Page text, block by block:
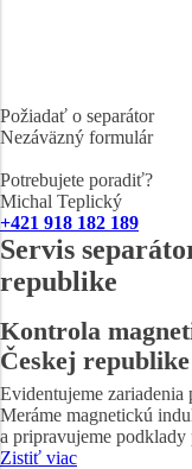
Požiadať o separátor
Nezáväzný formulár
Potrebujete poradiť?
Michal Teplický
+421 918 182 189
Servis
republike
Kontrola
Českej republike
Evidentujeme
Meráme magnetickú
a pripravujeme podklady
Zistiť viac